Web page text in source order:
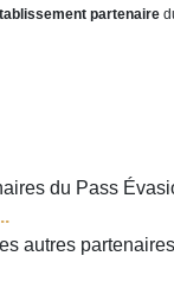
partenaire
du Pass
autres